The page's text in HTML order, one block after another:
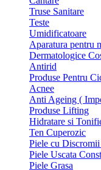
Truse Sanitare
Teste
Umidificatoare
Aparatura pentru
Dermatologice
Antirid
Produse Pentru
Acnee
Anti Ageing (
Produse Lifting
Hidratare si
Ten Cuperozic
Piele cu Discromii
Piele Uscata
Piele Grasa